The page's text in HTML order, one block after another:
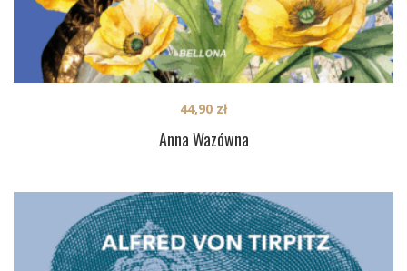
Anna Wazówna
44,90 zł